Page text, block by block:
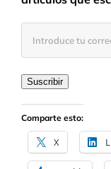
electrónico
Suscribir
Comparte esto:
X